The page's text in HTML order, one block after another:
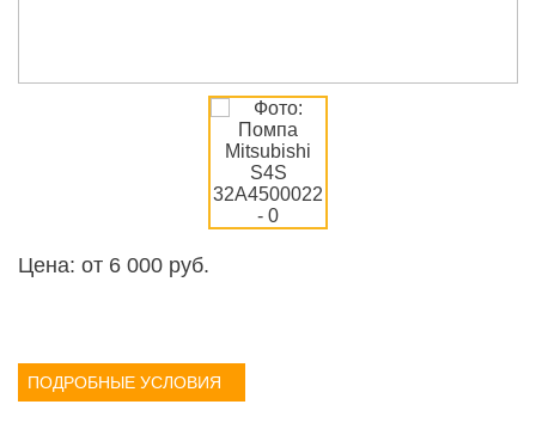
Цена: от 6 000 руб.
ПОДРОБНЫЕ УСЛОВИЯ